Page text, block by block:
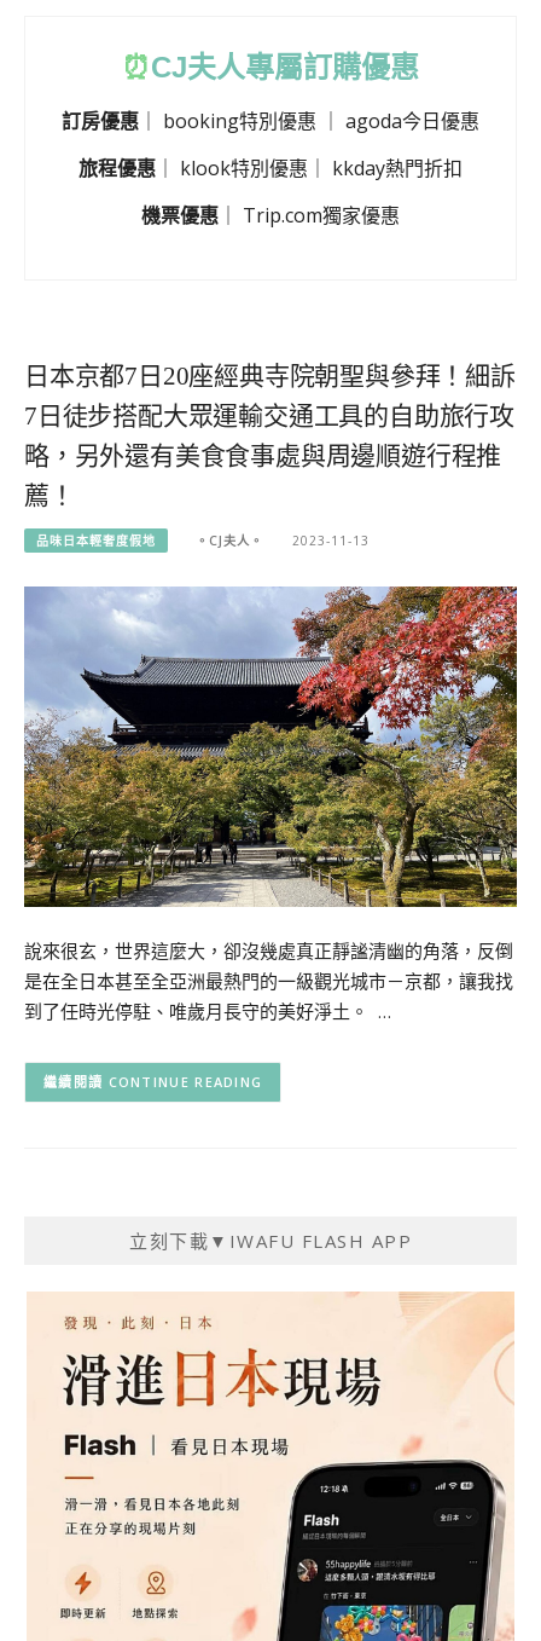
⏰CJ夫人專屬訂購優惠
訂房優惠 booking特別優惠
agoda今日優惠
旅程優惠
klook特別優惠
kkday熱門折扣
機票優惠 ｜ Trip.com獨家優惠
日本京都7日20座經典寺院朝聖與參拜！細訴
7日徒步搭配大眾運輸交通工具的自助旅行攻
略，另外還有美食食事處與周邊順遊行程推
薦！
品味日本輕奢度假地 。CJ夫人。 2023-11-13
說來很玄，世界這麼大，卻沒幾處真正靜謐清幽的角落，反倒
是在全日本甚至全亞洲最熱門的一級觀光城市－京都，讓我找
到了任時光停駐、唯歲月長守的美好淨土。 …
CONTINUE READING
立刻下載▼IWAFU FLASH APP